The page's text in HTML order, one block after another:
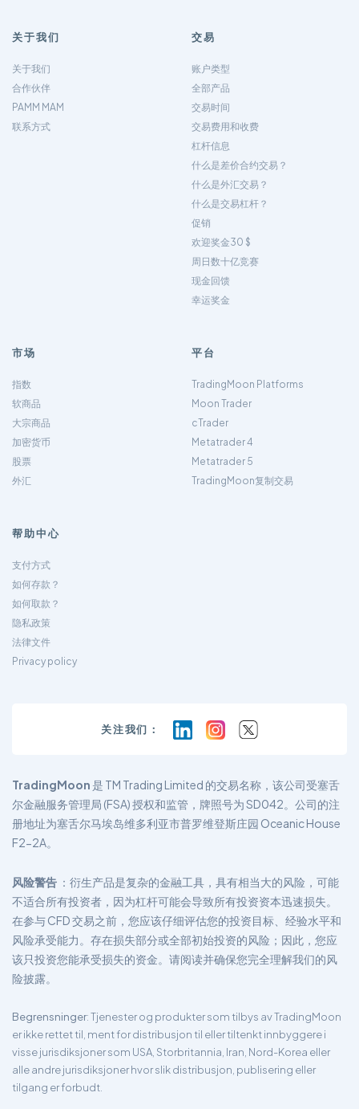
关于我们
关于我们
合作伙伴
PAMM MAM
联系方式
交易
账户类型
全部产品
交易时间
交易费用和收费
杠杆信息
什么是差价合约交易？
什么是外汇交易？
什么是交易杠杆？
促销
欢迎奖金30 $
周日数十亿竞赛
现金回馈
幸运奖金
市场
指数
软商品
大宗商品
加密货币
股票
外汇
平台
TradingMoon Platforms
Moon Trader
cTrader
Metatrader 4
Metatrader 5
TradingMoon复制交易
帮助中心
支付方式
如何存款？
如何取款？
隐私政策
法律文件
Privacy policy
关注我们：
TradingMoon 是 TM Trading Limited 的交易名称，该公司受塞舌
尔金融服务管理局 (FSA) 授权和监管，牌照号为 SD042。公司的注
册地址为塞舌尔马埃岛维多利亚市普罗维登斯庄园 Oceanic House
F2-2A。
风险警告 ：衍生产品是复杂的金融工具，具有相当大的风险，可能
不适合所有投资者，因为杠杆可能会导致所有投资资本迅速损失。
在参与 CFD 交易之前，您应该仔细评估您的投资目标、经验水平和
风险承受能力。存在损失部分或全部初始投资的风险；因此，您应
该只投资您能承受损失的资金。请阅读并确保您完全理解我们的风
险披露。
Begrensninger: Tjenester og produkter som tilbys av TradingMoon
er ikke rettet til, ment for distribusjon til eller tiltenkt innbyggere i
visse jurisdiksjoner som USA, Storbritannia, Iran, Nord-Korea eller
alle andre jurisdiksjoner hvor slik distribusjon, publisering eller
tilgang er forbudt.